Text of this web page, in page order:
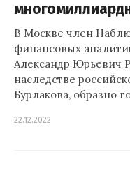
В Москве член
финансовых
Александр Юрьевич
наследстве
Бурлакова, образно
22.12.2022